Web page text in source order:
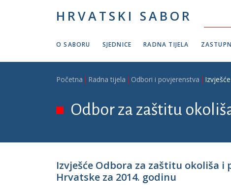
HRVATSKI SABOR
O SABORU SJEDNICE RADNA TIJELA
Breadcrumb
Početna Radna tijela Odbori i povjerenstva
Odbor za zaštitu
Izvješće Odbora za zaštitu okoliša
Hrvatske za 2014. godinu